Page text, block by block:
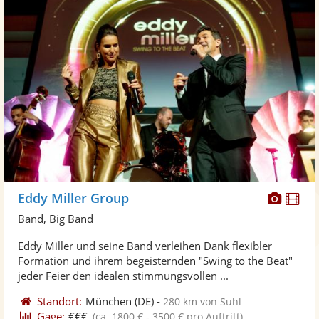
Eddy Miller Group
Band, Big Band
Eddy Miller und seine Band verleihen Dank flexibler
Formation und ihrem begeisternden "Swing to the Beat"
jeder Feier den idealen stimmungsvollen ...
Standort: München (DE) - 280 km von Suhl
Gage: €€€